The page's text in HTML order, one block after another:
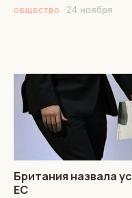
ОБЩЕСТВО 24 ноября
Британия назвала
ЕС